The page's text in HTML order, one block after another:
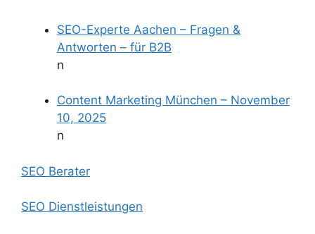
SEO-Experte Aachen – Fragen &
Antworten – für B2B
n
Content Marketing München – November
10, 2025
n
SEO Berater
SEO Dienstleistungen